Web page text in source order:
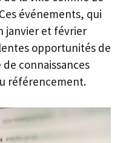
événements, qui
janvier et février
opportunités de
connaissances
référencement.